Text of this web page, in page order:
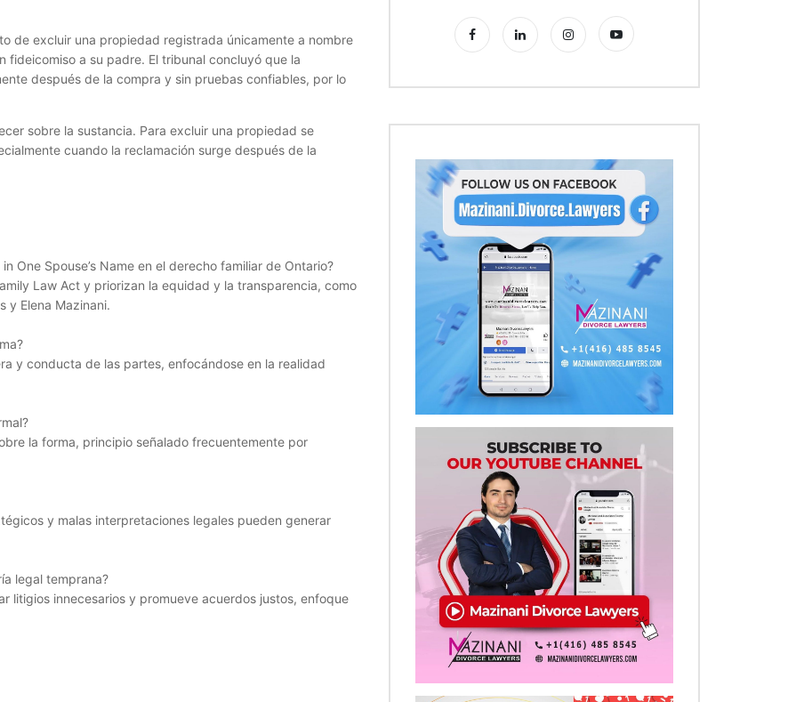
de excluir una propiedad registrada únicamente a nombre
a su padre. El tribunal concluyó que la
después de la compra y sin pruebas confiables, por lo
sobre la sustancia. Para excluir una propiedad se
cuando la reclamación surge después de la
One Spouse’s Name en el derecho familiar de Ontario?
Law Act y priorizan la equidad y la transparencia, como
y Elena Mazinani.
y conducta de las partes, enfocándose en la realidad
la forma, principio señalado frecuentemente por
y malas interpretaciones legales pueden generar
legal temprana?
litigios innecesarios y promueve acuerdos justos, enfoque